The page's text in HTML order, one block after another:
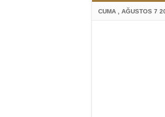
CUMA , AĞUSTOS 7